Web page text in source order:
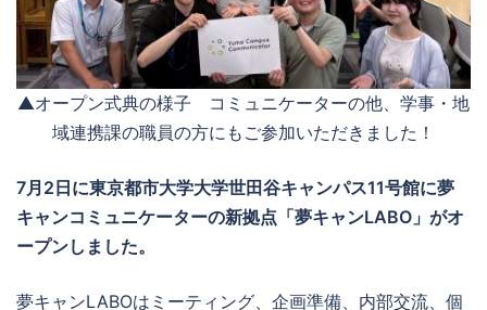
▲オープン式典の様子 コミュニケーターの他、学事・地
域連携課の職員の方にもご参加いただきました！
7月2日に東京都市大学大学世田谷キャンパス11号館に夢
キャンコミュニケーターの新拠点「夢キャンLABO」がオ
ープンしました。
夢キャンLABOはミーティング、企画準備、内部交流、個